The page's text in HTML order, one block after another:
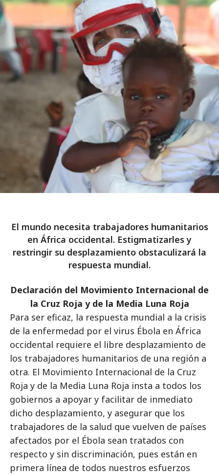
El mundo necesita trabajadores humanitarios
en África occidental. Estigmatizarles y
restringir su desplazamiento obstaculizará la
respuesta mundial.
Declaración del Movimiento Internacional de
la Cruz Roja y de la Media Luna Roja
Para ser eficaz, la respuesta mundial a la crisis
de la enfermedad por el virus Ébola en África
occidental requiere el libre desplazamiento de
los trabajadores humanitarios de una región a
otra. El Movimiento Internacional de la Cruz
Roja y de la Media Luna Roja insta a todos los
gobiernos a apoyar y facilitar de inmediato
dicho desplazamiento, y asegurar que los
trabajadores de la salud que vuelven de países
afectados por el Ébola sean tratados con
respecto y sin discriminación, pues están en
primera línea de todos nuestros esfuerzos